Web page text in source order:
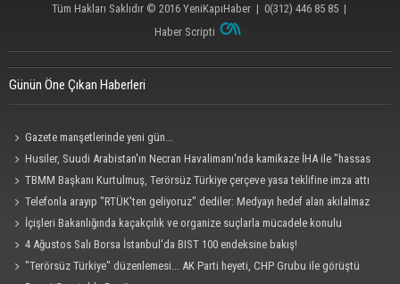
Tüm Hakları Saklıdır © 2016 YeniKapıHaber| 0(312) 446 85 85|
Haber Scripti
Günün Öne Çıkan Haberleri
Gazete manşetlerinde yeni gün...
Husiler, Suudi Arabistan'ın Necran Havalimanı'nda kamikaze İHA ile "hassas
bir hedefi" vurduklarını açıkladı
TBMM Başkanı Kurtulmuş, Terörsüz Türkiye çerçeve yasa teklifine imza attı
Telefonla arayıp "RTÜK'ten geliyoruz" dediler: Medyayı hedef alan akılalmaz
tuzak ifşa oldu
İçişleri Bakanlığında kaçakçılık ve organize suçlarla mücadele konulu
güvenlik toplantısı yapıldı
4 Ağustos Salı Borsa İstanbul'da BIST 100 endeksine bakış!
"Terörsüz Türkiye" düzenlemesi... AK Parti heyeti, CHP Grubu ile görüştü